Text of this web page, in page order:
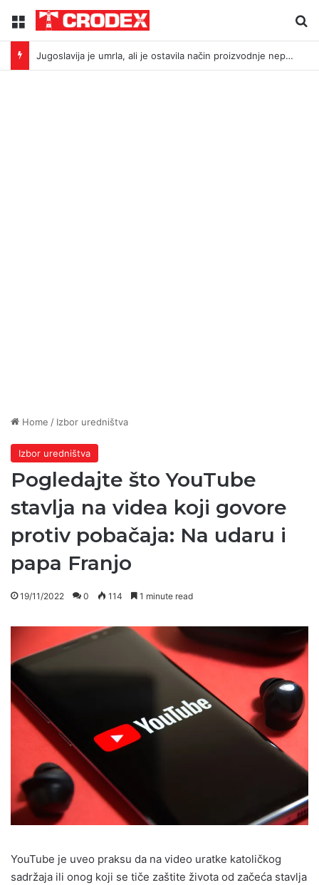
Menu
Jugoslavija je umrla, ali je ostavila način proizvodnje neprijatelja: Što povezuje Bleiburg i Srebrenicu?
Home / Izbor uredništva
Izbor uredništva
Pogledajte što YouTube
stavlja na videa koji govore
protiv pobačaja: Na udaru i
papa Franjo
19/11/2022 0 114 1 minute read
YouTube je uveo praksu da na video uratke katoličkog
sadržaja ili onog koji se tiče zaštite života od začeća stavlja